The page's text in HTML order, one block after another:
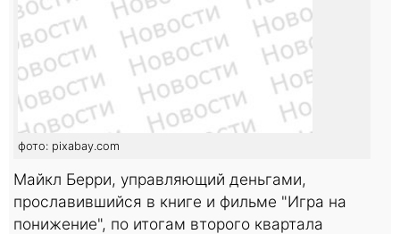
фото: pixabay.com
Майкл Берри, управляющий деньгами,
прославившийся в книге и фильме "Игра на
понижение", по итогам второго квартала